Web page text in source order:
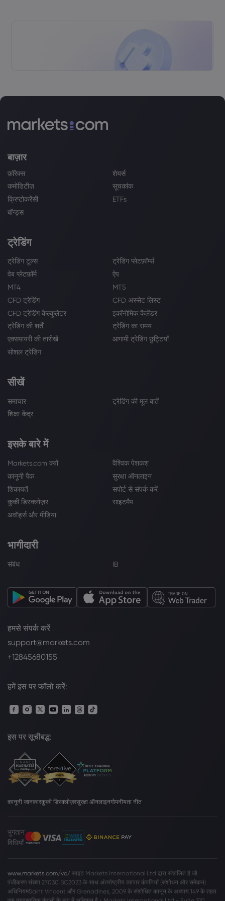
बाज़ार
फ़ॉरेक्स
शेयर्स
कमोडिटीज़
सूचकांक
क्रिप्टोकरेंसी
ETFs
बॉन्ड्स
ट्रेडिंग
ट्रेडिंग टूल्स
ट्रेडिंग प्लेटफ़ॉर्म्स
वेब प्लेटफ़ॉर्म
ऐप
MT4
MT5
CFD ट्रेडिंग
CFD अस्सेट लिस्ट
CFD ट्रेडिंग कैल्कुलेटर
इकॉनोमिक कैलेंडर
ट्रेडिंग की शर्तें
ट्रेडिंग का समय
एक्सपायरी की तारीखें
आगामी ट्रेडिंग छुट्टियाँ
सोशल ट्रेडिंग
सीखें
समाचार
ट्रेडिंग की मूल बातें
शिक्षा केंद्र
इसके बारे में
Markets.com क्यों
वैश्विक पेशकश
कानूनी पैक
सुरक्षा ऑनलाइन
शिकायतें
सपोर्ट से संपर्क करें
कुकी डिस्क्लोज़र
साइटमैप
अवॉर्ड्स और मीडिया
भागीदारी
संबंध IB
हमसे संपर्क करें
support@markets.com
+12845680155
हमें इस पर फॉलो करें:
इस पर सूचीबद्ध:
कानूनी जानकारकुकी डिस्क्लोज़रसुरक्षा ऑनलाइनगोपनीयता नीत
भुगतान
विधियाँ
www.markets.com/vc/ साइट Markets International Ltd द्वारा संचालित है जो
पंजीकरण संख्या 27030 BC2023 के साथ अंतर्राष्ट्रीय व्यापार कंपनियाँ (संशोधन और समेकन)
अधिनियमSaint Vincent और Grenadines, 2009 के संशोधित कानून के अध्याय 149 के तहत